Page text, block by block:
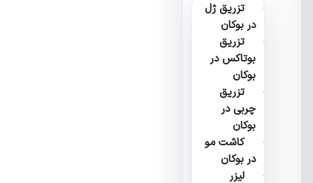
تزریق ژل
در بوکان
تزریق
بوتاکس در
بوکان
تزریق
چربی در
بوکان
کاشت مو
در بوکان
لیزر